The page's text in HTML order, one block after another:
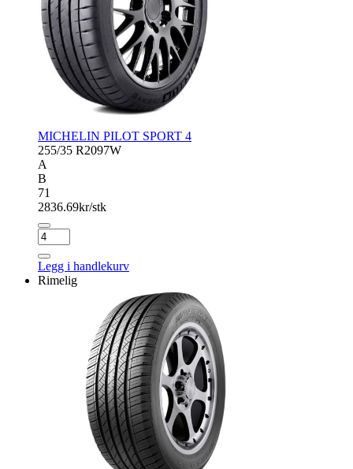
MICHELIN PILOT SPORT 4
255/35 R2097W
A
B
71
2836.69kr/stk
MICHELIN
PILOT
SPORT
4
Legg i handlekurv
Rimelig